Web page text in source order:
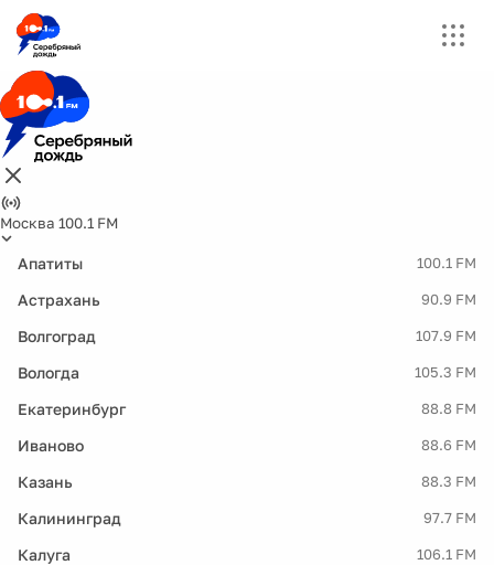
Москва 100.1 FM
Апатиты 100.1 FM
Астрахань 90.9 FM
Волгоград 107.9 FM
Вологда 105.3 FM
Екатеринбург 88.8 FM
Иваново 88.6 FM
Казань 88.3 FM
Калининград 97.7 FM
Калуга 106.1 FM